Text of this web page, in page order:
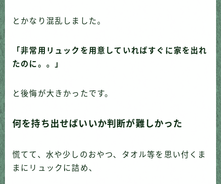
とかなり混乱しました。
「非常用リュックを用意していればすぐに家を出れ
たのに。。」
と後悔が大きかったです。
何を持ち出せばいいか判断が難しかった
慌てて、水や少しのおやつ、タオル等を思い付くま
まにリュックに詰め、